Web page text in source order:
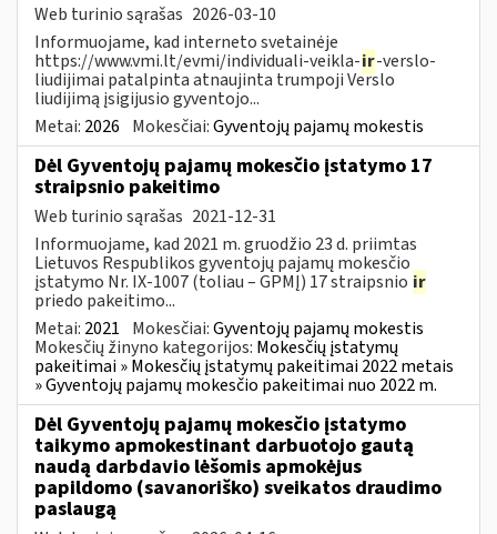
Web turinio sąrašas 2026-03-10
Informuojame, kad interneto svetainėje
https://www.vmi.lt/evmi/individuali-veikla-ir-verslo-
liudijimai patalpinta atnaujinta trumpoji Verslo
liudijimą įsigijusio gyventojo...
Metai: 2026 Mokesčiai:Gyventojų pajamų mokestis
Dėl Gyventojų pajamų mokesčio įstatymo 17
straipsnio pakeitimo
Web turinio sąrašas 2021-12-31
Informuojame, kad 2021 m. gruodžio 23 d. priimtas
Lietuvos Respublikos gyventojų pajamų mokesčio
įstatymo Nr. IX-1007 (toliau – GPMĮ) 17 straipsnio ir
priedo pakeitimo...
Metai: 2021 Mokesčiai:Gyventojų pajamų mokestis
Mokesčių žinyno kategorijos: Mokesčių įstatymų
pakeitimai » Mokesčių įstatymų pakeitimai 2022 metais
» Gyventojų pajamų mokesčio pakeitimai nuo 2022 m.
Dėl Gyventojų pajamų mokesčio įstatymo
taikymo apmokestinant darbuotojo gautą
naudą darbdavio lėšomis apmokėjus
papildomo (savanoriško) sveikatos draudimo
paslaugą